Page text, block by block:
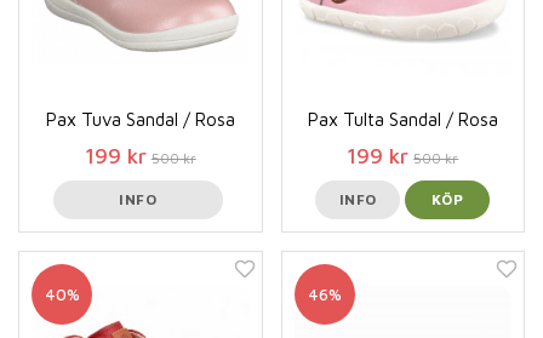
Pax Tuva Sandal / Rosa
199 kr 500 kr
INFO
Pax Tulta Sandal / Rosa
199 kr 500 kr
INFO KÖP
40% 46%